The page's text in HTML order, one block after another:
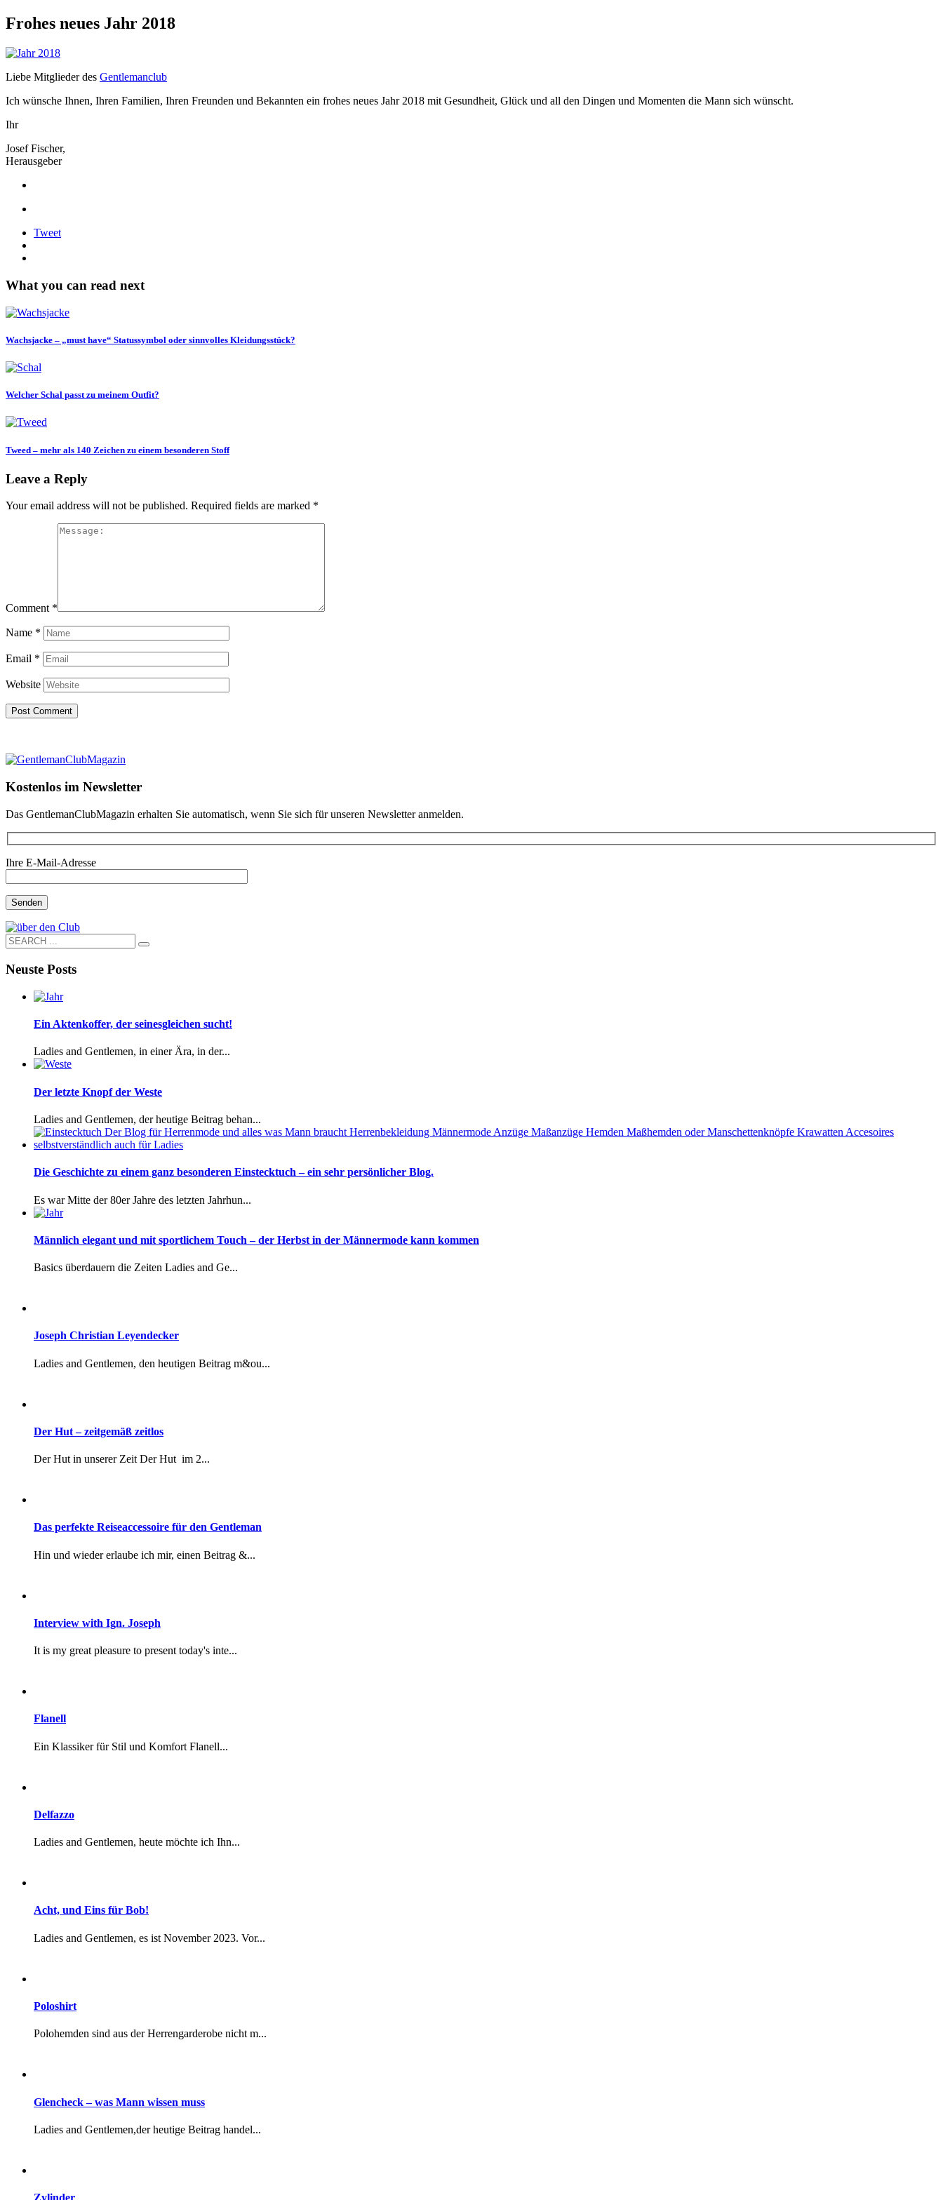
Frohes neues Jahr 2018
Liebe Mitglieder des Gentlemanclub
Ich wünsche Ihnen, Ihren Familien, Ihren Freunden und Bekannten ein frohes neues Jahr 2018 mit Gesundheit, Glück und all den Dingen und Momenten die Mann sich wünscht.
Ihr
Josef Fischer,
Herausgeber
Tweet
What you can read next
Wachsjacke – „must have“ Statussymbol oder sinnvolles Kleidungsstück?
Welcher Schal passt zu meinem Outfit?
Tweed – mehr als 140 Zeichen zu einem besonderen Stoff
Leave a Reply
Your email address will not be published. Required fields are marked *
Comment *
Name *
Email *
Website
Kostenlos im Newsletter
Das GentlemanClubMagazin erhalten Sie automatisch, wenn Sie sich für unseren Newsletter anmelden.
Ihre E-Mail-Adresse
Neuste Posts
Ein Aktenkoffer, der seinesgleichen sucht!
Ladies and Gentlemen, in einer Ära, in der...
Der letzte Knopf der Weste
Ladies and Gentlemen, der heutige Beitrag behan...
Die Geschichte zu einem ganz besonderen Einstecktuch – ein sehr persönlicher Blog.
Es war Mitte der 80er Jahre des letzten Jahrhun...
Männlich elegant und mit sportlichem Touch – der Herbst in der Männermode kann kommen
Basics überdauern die Zeiten Ladies and Ge...
Joseph Christian Leyendecker
Ladies and Gentlemen, den heutigen Beitrag m&ou...
Der Hut – zeitgemäß zeitlos
Der Hut in unserer Zeit Der Hut im 2...
Das perfekte Reiseaccessoire für den Gentleman
Hin und wieder erlaube ich mir, einen Beitrag &...
Interview with Ign. Joseph
It is my great pleasure to present today's inte...
Flanell
Ein Klassiker für Stil und Komfort Flanell...
Delfazzo
Ladies and Gentlemen, heute möchte ich Ihn...
Acht, und Eins für Bob!
Ladies and Gentlemen, es ist November 2023. Vor...
Poloshirt
Polohemden sind aus der Herrengarderobe nicht m...
Glencheck – was Mann wissen muss
Ladies and Gentlemen,der heutige Beitrag handel...
Zylinder